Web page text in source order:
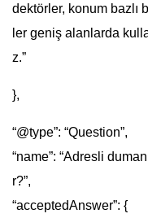
dektörler, konum bazlı
ler geniş alanlarda
z.”
},
“@type”: “Question”,
“name”: “Adresli
r?”,
“acceptedAnswer”: {